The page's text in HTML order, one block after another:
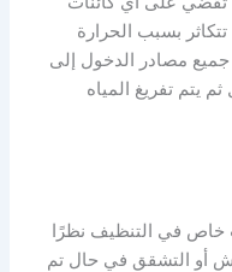
بسبب الحرارة
جميع مصادر الدخول إلى
يتم تفريغ المياه
خاص في التنظيف نظرًا
أو التشقق في حال تم